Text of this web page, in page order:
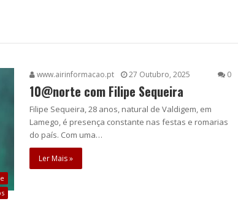
www.airinformacao.pt 27 Outubro, 2025 0
10@norte com Filipe Sequeira
Filipe Sequeira, 28 anos, natural de Valdigem, em
Lamego, é presença constante nas festas e romarias
do país. Com uma…
Ler Mais »